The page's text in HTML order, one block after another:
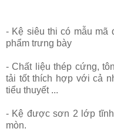
- Kệ siêu thi có mẫu mã
phẩm trưng bày
- Chất liệu thép cứng,
tải tốt thích hợp với cả
tiểu thuyết ...
- Kệ được sơn 2 lớp
mòn.